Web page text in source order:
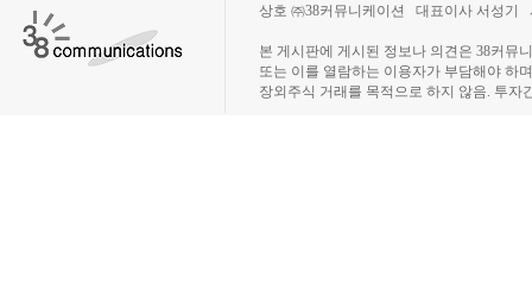
상호 ㈜38커뮤니케이션 대표이사 서성기
본 게시판에 게시된 정보나 의견은 38커뮤
또는 이를 열람하는 이용자가 부담해야 하
장외주식 거래를 목적으로 하지 않음. 투